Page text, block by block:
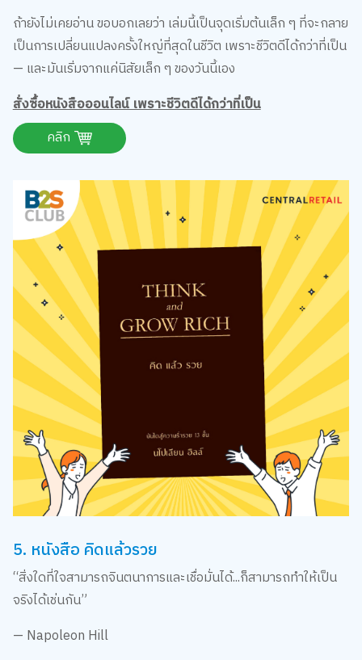
ถ้ายังไม่เคยอ่าน ขอบอกเลยว่า เล่มนี้เป็นจุดเริ่มต้นเล็ก ๆ ที่จะกลาย
เป็นการเปลี่ยนแปลงครั้งใหญ่ที่สุดในชีวิต เพราะชีวิตดีได้กว่าที่เป็น
— และมันเริ่มจากแค่นิสัยเล็ก ๆ ของวันนี้เอง
สั่งซื้อหนังสือออนไลน์ เพราะชีวิตดีได้กว่าที่เป็น
คลิก
5. หนังสือ คิดแล้วรวย
“สิ่งใดที่ใจสามารถจินตนาการและเชื่อมั่นได้...ก็สามารถทำให้เป็น
จริงได้เช่นกัน”
— Napoleon Hill